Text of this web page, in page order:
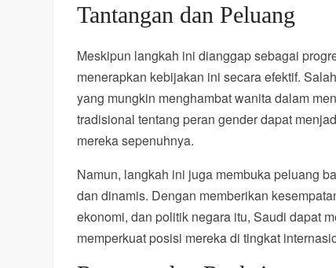
Tantangan dan Peluang
Meskipun langkah ini dianggap sebagai
menerapkan kebijakan ini secara efektif.
yang mungkin menghambat wanita dalam
tradisional tentang peran gender dapat
mereka sepenuhnya.
Namun, langkah ini juga membuka peluang
dan dinamis. Dengan memberikan
ekonomi, dan politik negara itu, Saudi dapat
memperkuat posisi mereka di tingkat